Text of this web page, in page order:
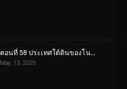
ตอนที่ 58 ประเทศใต้ดินของโนบิตะ
May. 13, 2026